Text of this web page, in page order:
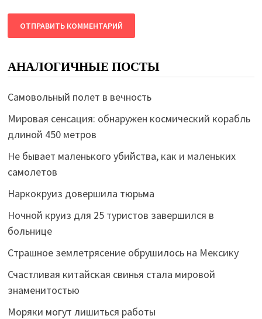
АНАЛОГИЧНЫЕ ПОСТЫ
Самовольный полет в вечность
Мировая сенсация: обнаружен космический корабль
длиной 450 метров
Не бывает маленького убийства, как и маленьких
самолетов
Наркокруиз довершила тюрьма
Ночной круиз для 25 туристов завершился в
больнице
Страшное землетрясение обрушилось на Мексику
Счастливая китайская свинья стала мировой
знаменитостью
Моряки могут лишиться работы